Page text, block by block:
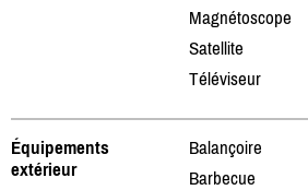
Magnétoscope
Satellite
Téléviseur
Équipements
extérieur
Balançoire
Barbecue